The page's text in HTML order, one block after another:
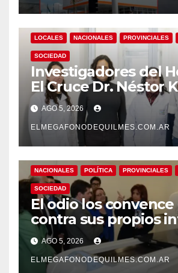
LOCALES NACIONALES PROVINCIALES
SOCIEDAD
Investigadores del
El Cruce Dr. Néstor
desarrollan un
pionero sobre el
envejecimiento
demencias
AGO 5, 2026
ELMEGAFONODEQUILMES.COM.AR
NACIONALES POLÍTICA PROVINCIALES
SOCIEDAD
El odio los
contra sus propios
Una Sociedad
grieta
AGO 5, 2026
ELMEGAFONODEQUILMES.COM.AR